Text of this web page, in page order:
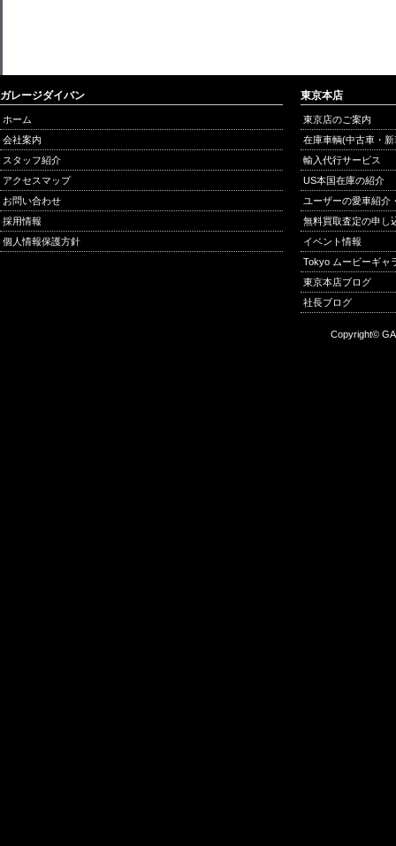
ガレージダイバン
ホーム
会社案内
スタッフ紹介
アクセスマップ
お問い合わせ
採用情報
個人情報保護方針
東京本店
東京店のご案内
在庫車輌(中古車・
輸入代行サービス
US本国在庫の紹介
ユーザーの愛車紹介
無料買取査定の申し
イベント情報
Tokyo ムービーギャ
東京本店ブログ
社長ブログ
Copyright©